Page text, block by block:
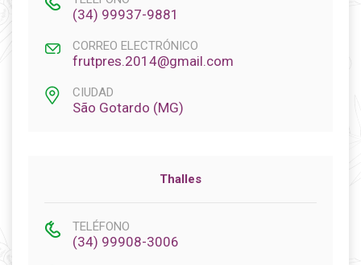
(34) 99937-9881
CORREO ELECTRÓNICO
frutpres.2014@gmail.com
CIUDAD
São Gotardo (MG)
Thalles
TELÉFONO
(34) 99908-3006